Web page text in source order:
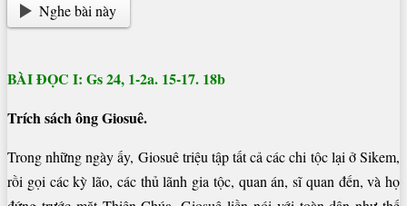
Nghe bài này
BÀI ĐỌC I: Gs 24, 1-2a. 15-17. 18b
Trích sách ông Giosuê.
Trong những ngày ấy, Giosuê triệu tập tất cả các chi tộc lại ở Sikem,
rồi gọi các kỳ lão, các thủ lãnh gia tộc, quan án, sĩ quan đến, và họ